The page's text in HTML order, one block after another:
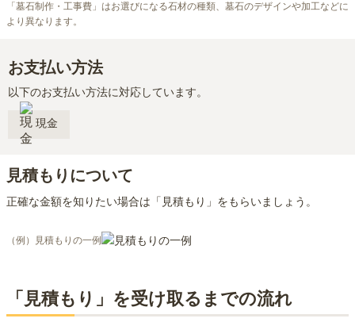
「墓石制作・工事費」はお選びになる石材の種類、墓石のデザインや加工などに
より異なります。
お支払い方法
以下のお支払い方法に対応しています。
現金
見積もりについて
正確な金額を知りたい場合は「見積もり」をもらいましょう。
（例）見積もりの一例
「見積もり」を受け取るまでの流れ